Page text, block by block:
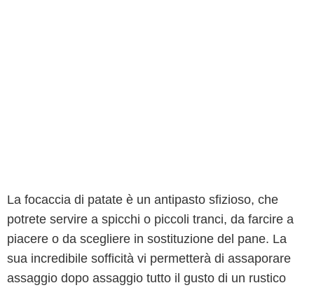
La focaccia di patate è un antipasto sfizioso, che
potrete servire a spicchi o piccoli tranci, da farcire a
piacere o da scegliere in sostituzione del pane. La
sua incredibile sofficità vi permetterà di assaporare
assaggio dopo assaggio tutto il gusto di un rustico